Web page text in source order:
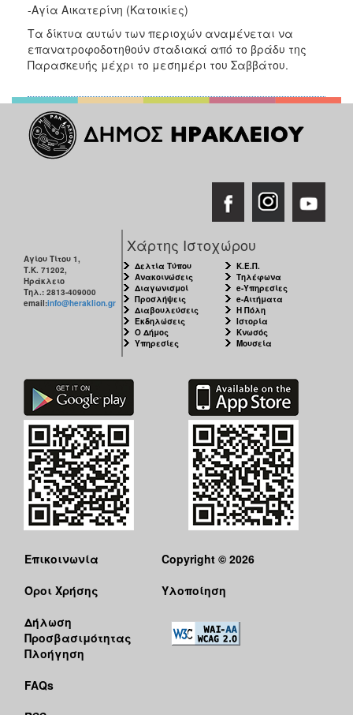
ΑΝΘΕΚΤΙΚΗ
ΠΟΛΗ
-Αγία Αικατερίνη (Κατοικίες)
Τα δίκτυα αυτών των περιοχών αναμένεται να
επανατροφοδοτηθούν σταδιακά από το βράδυ της
Παρασκευής μέχρι το μεσημέρι του Σαββάτου.
Αγίου Τίτου 1,
Τ.Κ. 71202,
Ηράκλειο
Τηλ.: 2813-409000
email:info@heraklion.gr
Χάρτης Ιστοχώρου
Δελτία Τύπου
Ανακοινώσεις
Διαγωνισμοί
Προσλήψεις
Διαβουλεύσεις
Εκδηλώσεις
Ο Δήμος
Υπηρεσίες
Κ.Ε.Π.
Τηλέφωνα
e-Υπηρεσίες
e-Αιτήματα
Η Πόλη
Ιστορία
Κνωσός
Μουσεία
Επικοινωνία
Όροι Χρήσης
Δήλωση
Προσβασιμότητας
Πλοήγηση
FAQs
Copyright © 2026
Υλοποίηση